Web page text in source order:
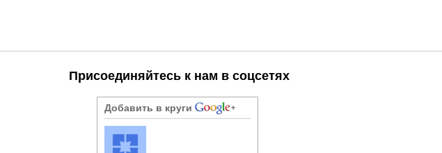
Присоединяйтесь к нам в соцсетях
Добавить в круги